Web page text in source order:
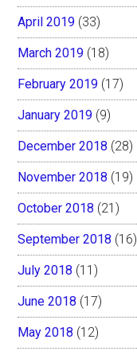
April 2019 (33)
March 2019 (18)
February 2019 (17)
January 2019 (9)
December 2018 (28)
November 2018 (19)
October 2018 (21)
September 2018 (16)
July 2018 (11)
June 2018 (17)
May 2018 (12)